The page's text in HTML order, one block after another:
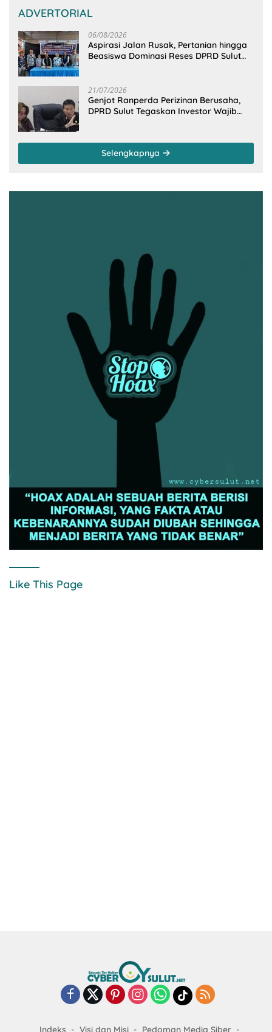
ADVERTORIAL
06/08/2026
Aspirasi Jalan Rusak, Pertanian hingga
Beasiswa Dominasi Reses DPRD Sulut
21/07/2026
Genjot Ranperda Perizinan Berusaha,
DPRD Sulut Tegaskan Investor Wajib
Selengkapnya
Like This Page
Indeks Visi dan Misi Pedoman Media Siber